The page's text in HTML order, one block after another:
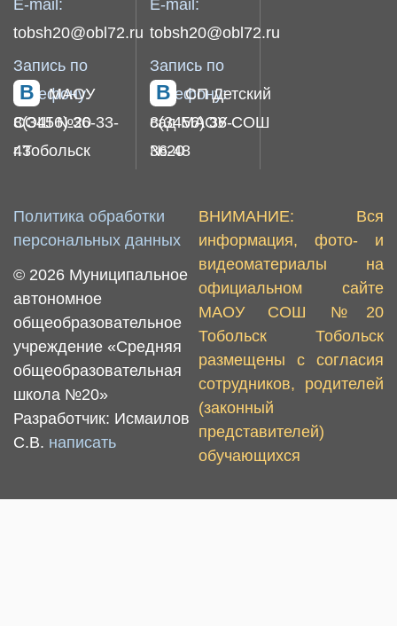
E-mail:
tobsh20@obl72.ru
Запись по
телефону:
8(3456) 36-33-
43
МАОУ
СОШ №20
г.Тобольск
E-mail:
tobsh20@obl72.ru
Запись по
телефону:
8(3456) 36-
36-48
СП Детский
сад МАОУ СОШ
№20
Политика обработки
персональных данных
© 2026 Муниципальное
автономное
общеобразовательное
учреждение «Средняя
общеобразовательная
школа №20»
Разработчик: Исмаилов
С.В. написать
ВНИМАНИЕ: Вся
информация, фото- и
видеоматериалы на
официальном сайте
МАОУ СОШ №20
Тобольск Тобольск
размещены с согласия
сотрудников, родителей
(законный
представителей)
обучающихся